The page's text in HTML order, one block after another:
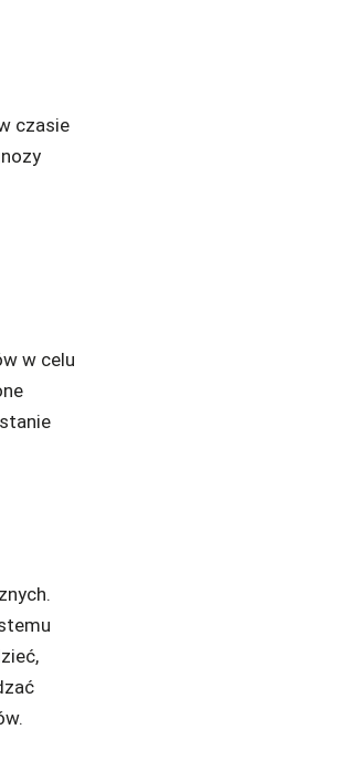
czasie
w celu